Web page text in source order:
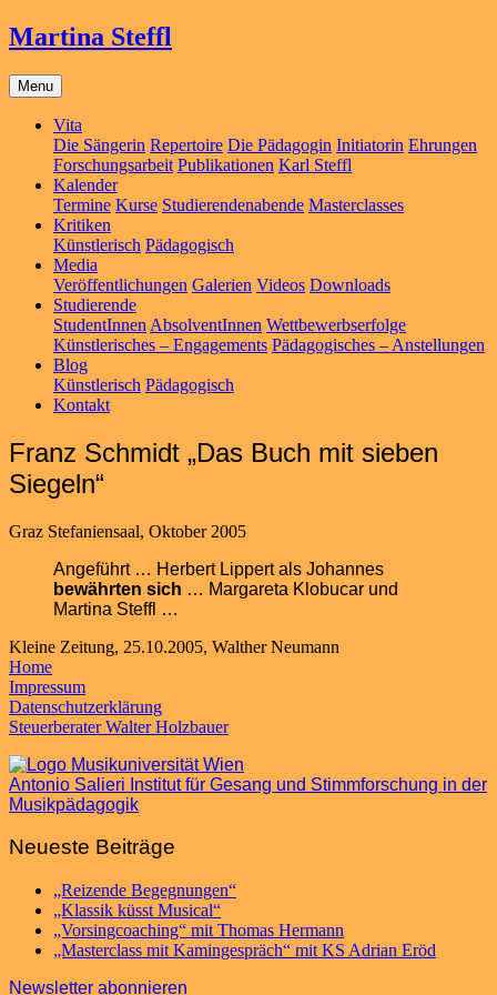
Martina Steffl
Menu
Vita
Die Sängerin Repertoire Die Pädagogin Initiatorin Ehrungen
Forschungsarbeit Publikationen Karl Steffl
Kalender
Termine Kurse Studierendenabende Masterclasses
Kritiken
Künstlerisch Pädagogisch
Media
Veröffentlichungen Galerien Videos Downloads
Studierende
StudentInnen AbsolventInnen Wettbewerbserfolge
Künstlerisches – Engagements Pädagogisches – Anstellungen
Blog
Künstlerisch Pädagogisch
Kontakt
Franz Schmidt „Das Buch mit sieben
Siegeln“
Graz Stefaniensaal, Oktober 2005
Angeführt … Herbert Lippert als Johannes
bewährten sich … Margareta Klobucar und
Martina Steffl …
Kleine Zeitung, 25.10.2005, Walther Neumann
Home
Impressum
Datenschutzerklärung
Steuerberater Walter Holzbauer
Antonio Salieri Institut für Gesang und Stimmforschung in der
Musikpädagogik
Neueste Beiträge
„Reizende Begegnungen“
„Klassik küsst Musical“
„Vorsingcoaching“ mit Thomas Hermann
„Masterclass mit Kamingespräch“ mit KS Adrian Eröd
Newsletter abonnieren